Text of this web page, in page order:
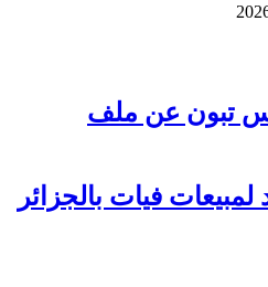
تبون عن ملف
فيات بالجزائر